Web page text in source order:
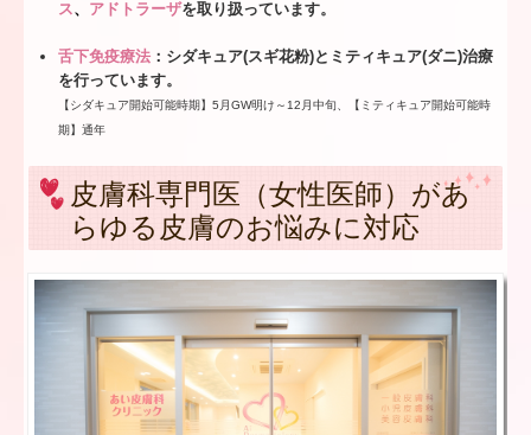
ス、 アドトラーザを取り扱っています。
舌下免疫療法 ：シダキュア(スギ花粉)とミティキュア(ダニ)治療
を行っています。
【シダキュア開始可能時期】5月GW明け～12月中旬、【ミティキュア開始可能時
期】通年
皮膚科専門医（女性医師）があ
らゆる皮膚のお悩みに対応